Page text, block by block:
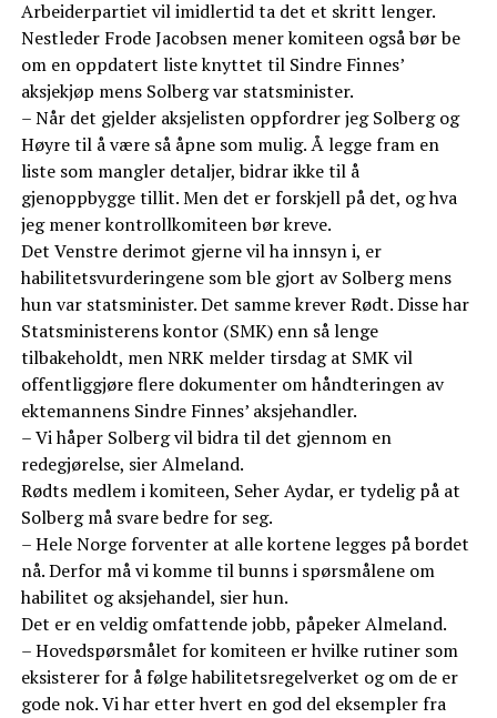
Arbeiderpartiet vil imidlertid ta det et skritt lenger.
Nestleder Frode Jacobsen mener komiteen også bør be
om en oppdatert liste knyttet til Sindre Finnes’
aksjekjøp mens Solberg var statsminister.
– Når det gjelder aksjelisten oppfordrer jeg Solberg og
Høyre til å være så åpne som mulig. Å legge fram en
liste som mangler detaljer, bidrar ikke til å
gjenoppbygge tillit. Men det er forskjell på det, og hva
jeg mener kontrollkomiteen bør kreve.
Det Venstre derimot gjerne vil ha innsyn i, er
habilitetsvurderingene som ble gjort av Solberg mens
hun var statsminister. Det samme krever Rødt. Disse har
Statsministerens kontor (SMK) enn så lenge
tilbakeholdt, men NRK melder tirsdag at SMK vil
offentliggjøre flere dokumenter om håndteringen av
ektemannens Sindre Finnes’ aksjehandler.
– Vi håper Solberg vil bidra til det gjennom en
redegjørelse, sier Almeland.
Rødts medlem i komiteen, Seher Aydar, er tydelig på at
Solberg må svare bedre for seg.
– Hele Norge forventer at alle kortene legges på bordet
nå. Derfor må vi komme til bunns i spørsmålene om
habilitet og aksjehandel, sier hun.
Det er en veldig omfattende jobb, påpeker Almeland.
– Hovedspørsmålet for komiteen er hvilke rutiner som
eksisterer for å følge habilitetsregelverket og om de er
gode nok. Vi har etter hvert en god del eksempler fra